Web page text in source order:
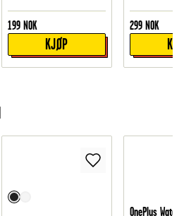
199 NOK
KJØP
299 NOK
OnePlus